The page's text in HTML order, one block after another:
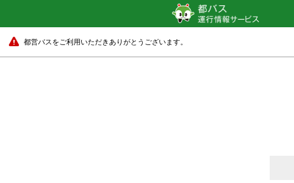
都営バスをご利用いただきありがとうございます。